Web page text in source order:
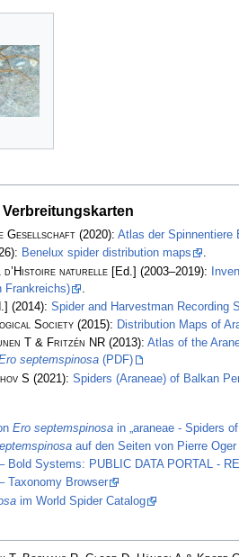
Gesellschaft(2020): Atlas der Spinnentiere
Benelux spider distribution maps
.
d’Histoire naturelle[Ed.] (2003–2019):
Frankreichs)
(2014): Spider and Harvestman Recording
Society(2015): Distribution Maps of
T & Fritzén NR(2013): Atlas of the
septemspinosa(PDF)
S (2021): Spiders (Araneae) of Balkan
Ero septemspinosain „araneae - Spiders of
auf den Seiten von Pierre Oger
Bold Systems: PUBLIC DATA PORTAL -
Taxonomy Browser
im World Spider Catalog